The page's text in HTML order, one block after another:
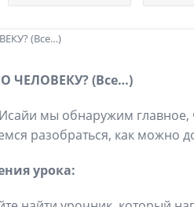
ЧЕЛОВЕКУ?(Все…)
мы обнаружим
разобраться, как можно
урока: